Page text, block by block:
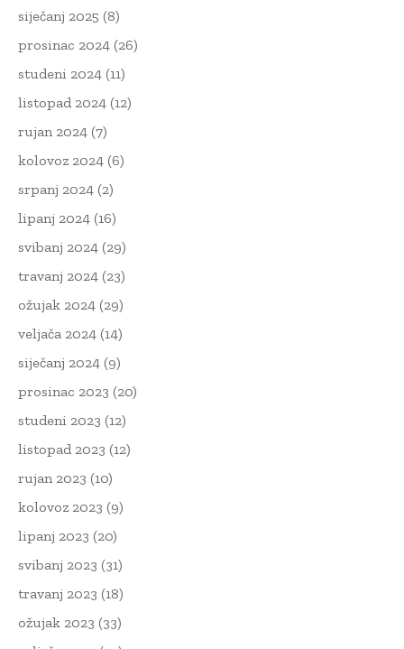
siječanj 2025 (8)
prosinac 2024 (26)
studeni 2024 (11)
listopad 2024 (12)
rujan 2024 (7)
kolovoz 2024 (6)
srpanj 2024 (2)
lipanj 2024 (16)
svibanj 2024 (29)
travanj 2024 (23)
ožujak 2024 (29)
veljača 2024 (14)
siječanj 2024 (9)
prosinac 2023 (20)
studeni 2023 (12)
listopad 2023 (12)
rujan 2023 (10)
kolovoz 2023 (9)
lipanj 2023 (20)
svibanj 2023 (31)
travanj 2023 (18)
ožujak 2023 (33)